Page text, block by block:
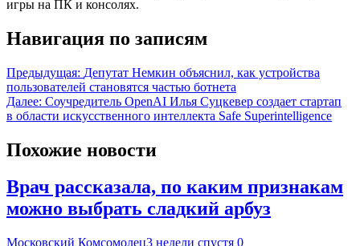
игры на ПК и консолях.
Навигация по записям
Предыдущая: Депутат Немкин объяснил, как устройства
пользователей становятся частью ботнета
Далее: Соучредитель OpenAI Илья Суцкевер создает стартап
в области искусственного интеллекта Safe Superintelligence
Похожие новости
Врач рассказала, по каким признакам
можно выбрать сладкий арбуз
Московский Комсомолец3 недели спустя 0